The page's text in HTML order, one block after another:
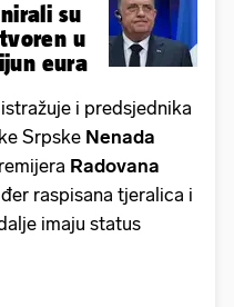
su
u
eura
i predsjednika
Srpske Nenada
Radovana
raspisana tjeralica i
imaju status